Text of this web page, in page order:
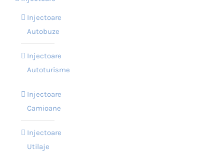
Injectoare
Autobuze
Injectoare
Autoturisme
Injectoare
Camioane
Injectoare
Utilaje